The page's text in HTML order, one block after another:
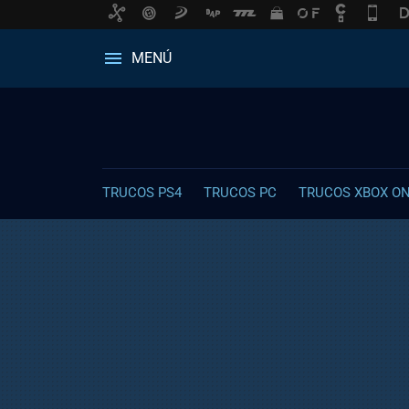
MENÚ
TRUCOS PS4 TRUCOS PC TRUCOS XBOX